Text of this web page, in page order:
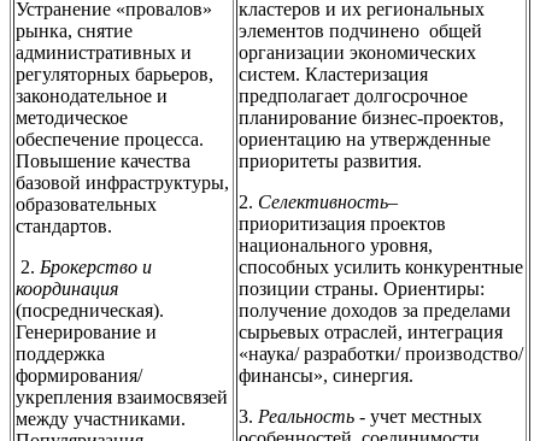
Устранение «провалов»
рынка, снятие
административных и
регуляторных барьеров,
законодательное и
методическое
обеспечение процесса.
Повышение качества
базовой инфраструктуры,
образовательных
стандартов.
2. Брокерство и
координация
(посредническая).
Генерирование и
поддержка
формирования/
укрепления взаимосвязей
между участниками.
кластеров и их региональных
элементов подчинено общей
организации экономических
систем. Кластеризация
предполагает долгосрочное
планирование бизнес-проектов,
ориентацию на утвержденные
приоритеты развития.
2. Селективность–
приоритизация проектов
национального уровня,
способных усилить конкурентные
позиции страны. Ориентиры:
получение доходов за пределами
сырьевых отраслей, интеграция
«наука/ разработки/ производство/
финансы», синергия.
3. Реальность - учет местных